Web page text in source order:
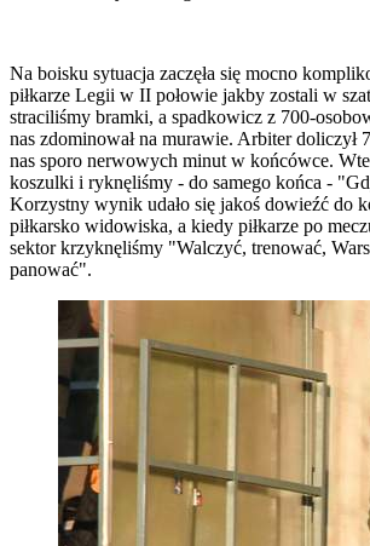
Na boisku sytuacja zaczęła się mocno
piłkarze Legii w II połowie jakby zostali w
straciliśmy bramki, a spadkowicz z 700-
nas zdominował na murawie. Arbiter doliczył
nas sporo nerwowych minut w końcówce.
koszulki i ryknęliśmy - do samego końca -
Korzystny wynik udało się jakoś dowieźć do
piłkarsko widowiska, a kiedy piłkarze po
sektor krzyknęliśmy "Walczyć, trenować,
panować".